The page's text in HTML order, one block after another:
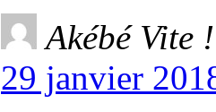
Akébé Vite
29 janvier